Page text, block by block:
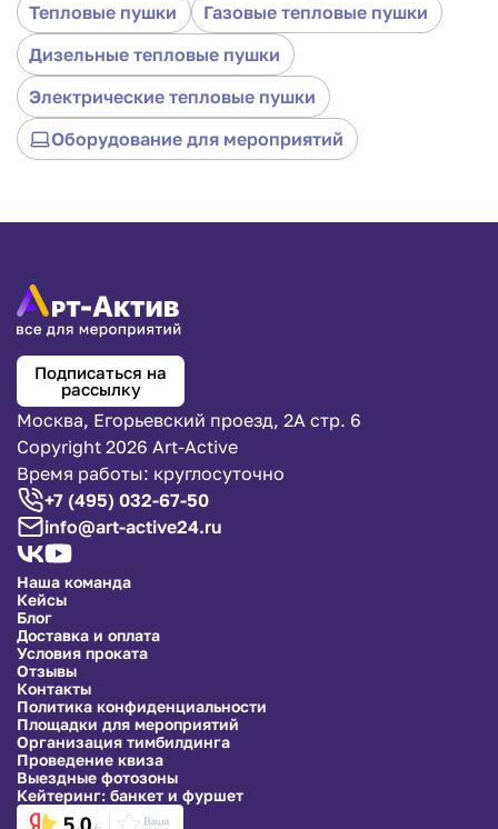
Тепловые пушки
Газовые тепловые пушки
Дизельные тепловые пушки
Электрические тепловые пушки
Оборудование для мероприятий
Подписаться на
рассылку
Москва, Егорьевский проезд, 2А стр. 6
Copyright 2026 Art-Active
Время работы: круглосуточно
+7 (495) 032-67-50
info@art-active24.ru
Наша команда
Кейсы
Блог
Доставка и оплата
Условия проката
Отзывы
Контакты
Политика конфиденциальности
Площадки для мероприятий
Организация тимбилдинга
Проведение квиза
Выездные фотозоны
Кейтеринг: банкет и фуршет